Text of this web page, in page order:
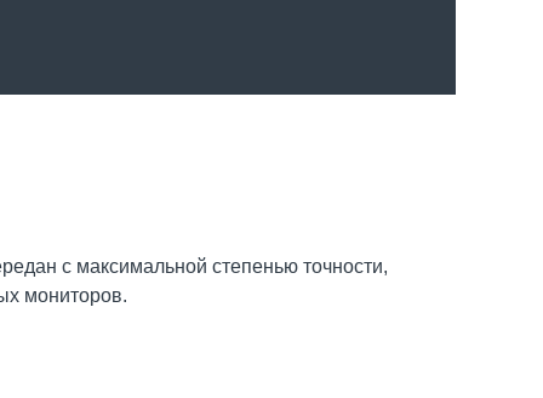
с максимальной степенью точности,
мониторов.